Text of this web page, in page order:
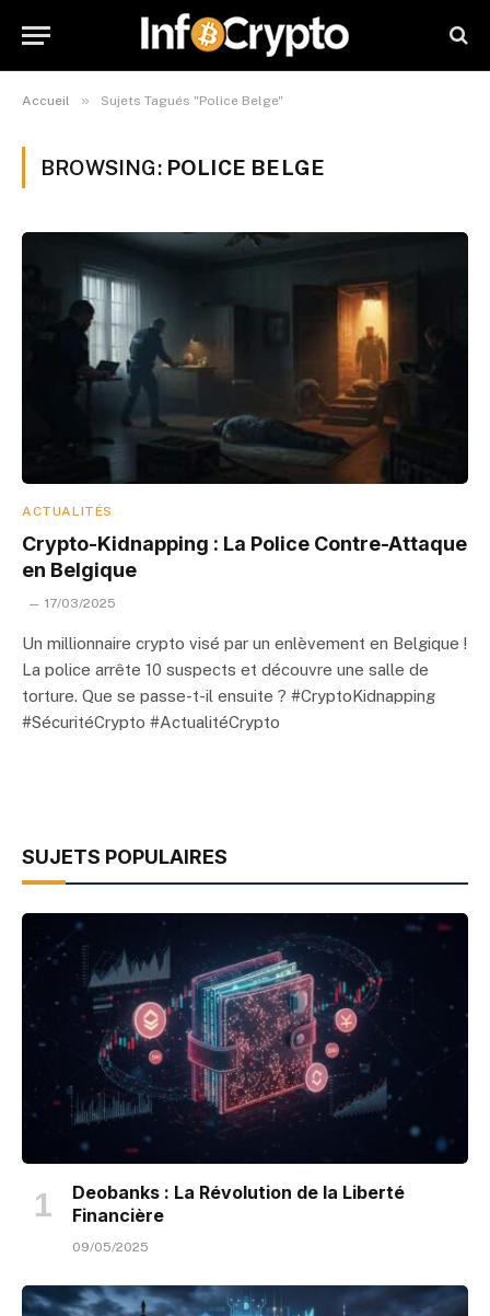
Accueil » Sujets Tagués "Police Belge"
BROWSING: POLICE BELGE
ACTUALITÉS
Crypto-Kidnapping : La Police Contre-Attaque
en Belgique
17/03/2025
Un millionnaire crypto visé par un enlèvement en Belgique !
La police arrête 10 suspects et découvre une salle de
torture. Que se passe-t-il ensuite ? #CryptoKidnapping
#SécuritéCrypto #ActualitéCrypto
SUJETS POPULAIRES
Deobanks : La Révolution de la Liberté
Financière
09/05/2025